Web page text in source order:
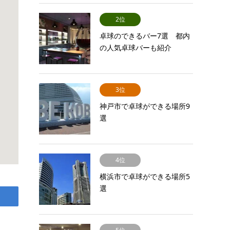
2位
卓球のできるバー7選 都内
の人気卓球バーも紹介
3位
神戸市で卓球ができる場所9
選
4位
横浜市で卓球ができる場所5
選